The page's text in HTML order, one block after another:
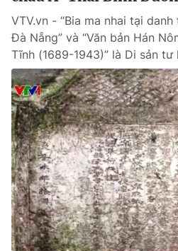
VTV.vn - “Bia ma nhai tại
Đà Nẵng” và “Văn bản Hán
Tĩnh (1689-1943)” là Di sản tư